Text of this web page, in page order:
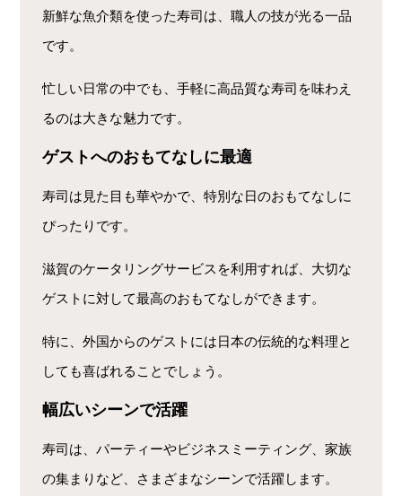
新鮮な魚介類を使った寿司は、職人の技が光る一品
です。
忙しい日常の中でも、手軽に高品質な寿司を味わえ
るのは大きな魅力です。
ゲストへのおもてなしに最適
寿司は見た目も華やかで、特別な日のおもてなしに
ぴったりです。
滋賀のケータリングサービスを利用すれば、大切な
ゲストに対して最高のおもてなしができます。
特に、外国からのゲストには日本の伝統的な料理と
しても喜ばれることでしょう。
幅広いシーンで活躍
寿司は、パーティーやビジネスミーティング、家族
の集まりなど、さまざまなシーンで活躍します。